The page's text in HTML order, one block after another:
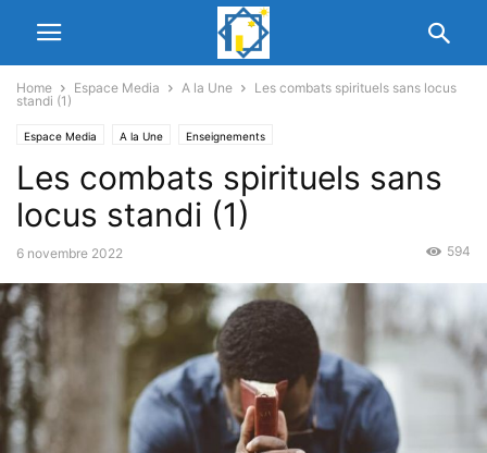
Home Espace Media A la Une
Les combats spirituels sans locus
standi (1)
Espace Media A la Une Enseignements
Les combats spirituels sans
locus standi (1)
6 novembre 2022 594